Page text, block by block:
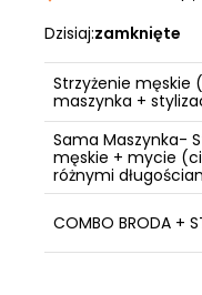
Dzisiaj:zamknięte
Strzyżenie męskie
maszynka +
Sama Maszynka-
męskie + mycie
różnymi
COMBO BRODA +